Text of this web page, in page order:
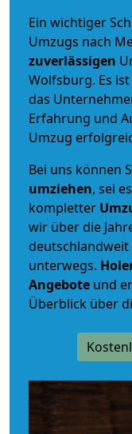
Ein wichtiger
Umzugs nach
zuverlässigen
Wolfsburg. Es
das
Erfahrung und
Umzug
Bei uns können
umziehen, sei
kompletter
wir über die
unterwegs.
Angebote und
Überblick über